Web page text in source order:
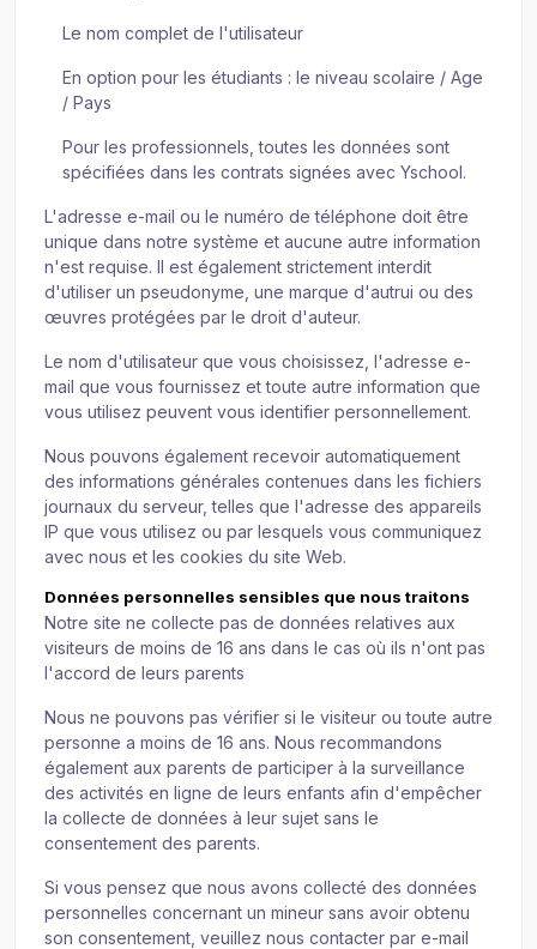
Le nom complet de l'utilisateur
En option pour les étudiants : le niveau scolaire / Age
/ Pays
Pour les professionnels, toutes les données sont
spécifiées dans les contrats signées avec Yschool.
L'adresse e-mail ou le numéro de téléphone doit être
unique dans notre système et aucune autre information
n'est requise. Il est également strictement interdit
d'utiliser un pseudonyme, une marque d'autrui ou des
œuvres protégées par le droit d'auteur.
Le nom d'utilisateur que vous choisissez, l'adresse e-
mail que vous fournissez et toute autre information que
vous utilisez peuvent vous identifier personnellement.
Nous pouvons également recevoir automatiquement
des informations générales contenues dans les fichiers
journaux du serveur, telles que l'adresse des appareils
IP que vous utilisez ou par lesquels vous communiquez
avec nous et les cookies du site Web.
Données personnelles sensibles que nous traitons
Notre site ne collecte pas de données relatives aux
visiteurs de moins de 16 ans dans le cas où ils n'ont pas
l'accord de leurs parents
Nous ne pouvons pas vérifier si le visiteur ou toute autre
personne a moins de 16 ans. Nous recommandons
également aux parents de participer à la surveillance
des activités en ligne de leurs enfants afin d'empêcher
la collecte de données à leur sujet sans le
consentement des parents.
Si vous pensez que nous avons collecté des données
personnelles concernant un mineur sans avoir obtenu
son consentement, veuillez nous contacter par e-mail